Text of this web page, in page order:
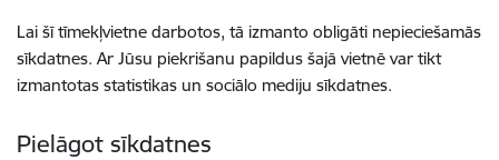
Lai šī tīmekļvietne darbotos, tā izmanto obligāti nepieciešamās
sīkdatnes. Ar Jūsu piekrišanu papildus šajā vietnē var tikt
izmantotas statistikas un sociālo mediju sīkdatnes.
Pielāgot sīkdatnes